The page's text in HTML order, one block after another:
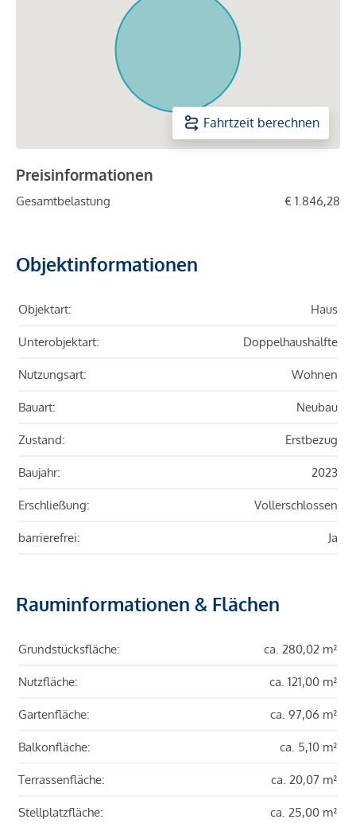
Fahrtzeit berechnen
Preisinformationen
Gesamtbelastung € 1.846,28
Objektinformationen
Objektart: Haus
Unterobjektart: Doppelhaushälfte
Nutzungsart: Wohnen
Bauart: Neubau
Zustand: Erstbezug
Baujahr: 2023
Erschließung: Vollerschlossen
barrierefrei: Ja
Rauminformationen & Flächen
Grundstücksfläche: ca. 280,02 m²
Nutzfläche: ca. 121,00 m²
Gartenfläche: ca. 97,06 m²
Balkonfläche: ca. 5,10 m²
Terrassenfläche: ca. 20,07 m²
Stellplatzfläche: ca. 25,00 m²